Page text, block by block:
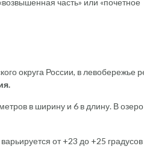
округа России, в левобережье
в ширину и 6 в длину. В озеро
от +23 до +25 градусов